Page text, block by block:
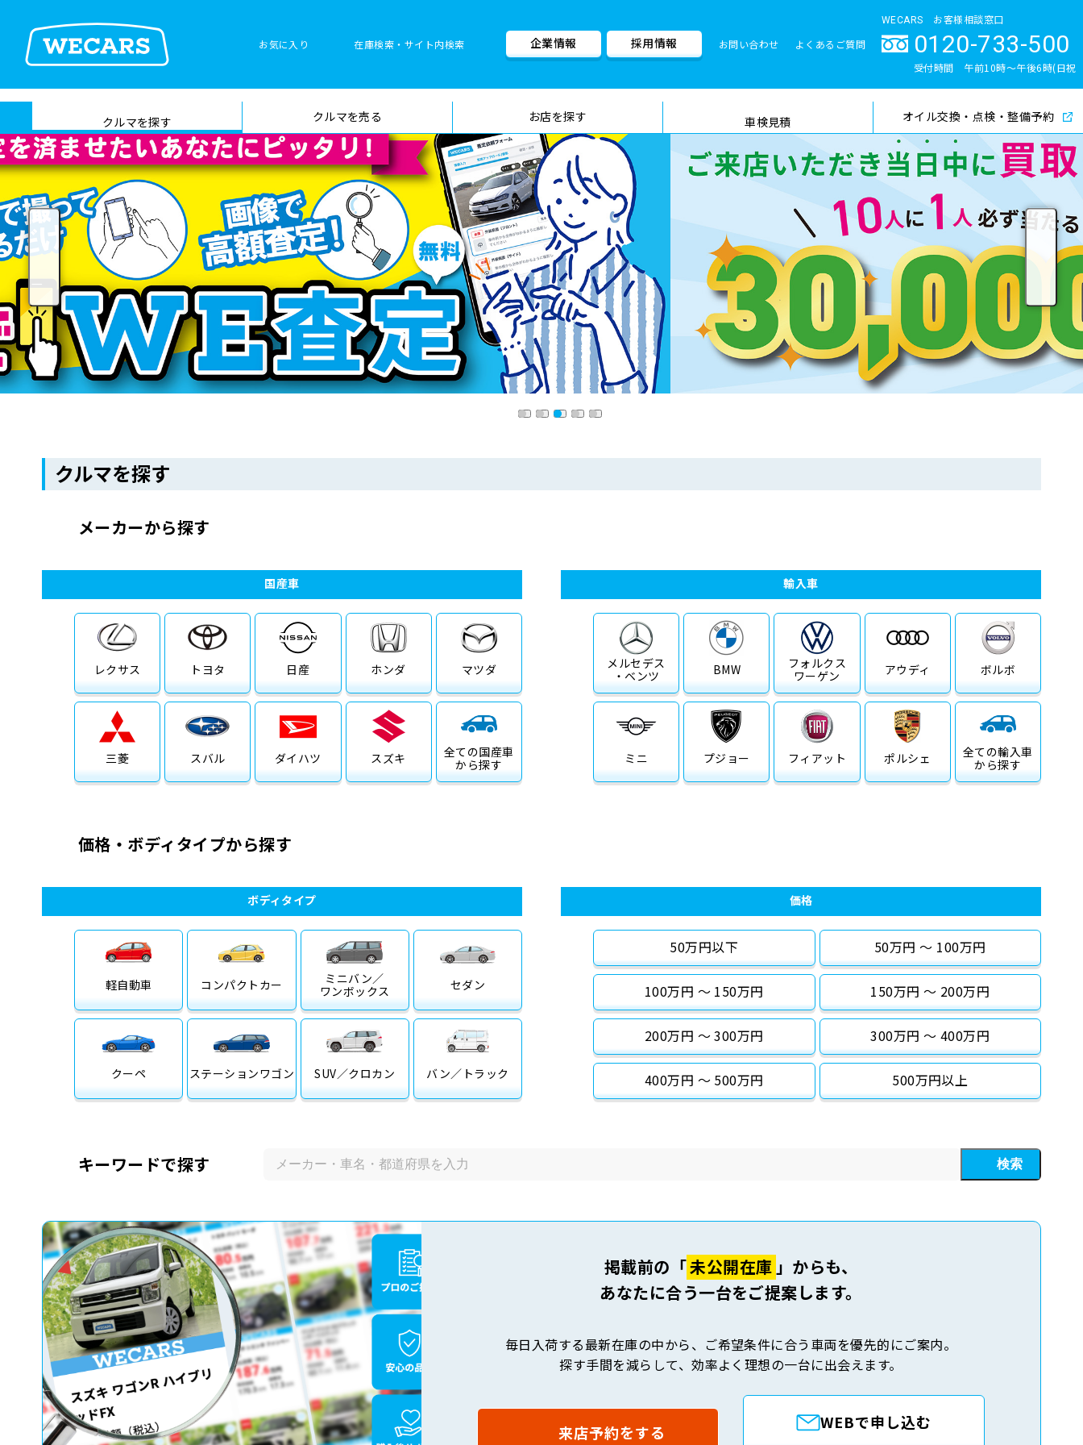
お気に入り 在庫検索・サイト内検索
在庫検索
サイト内検
索
検索
企業情報 採用情報 お問い合わせ よくあるご質問
WECARS お客様相談窓口
0120-733-500
受付時間 午前10時〜午後6時(日祝
クルマを探す クルマを売る お店を探す 車検見積
車検料金・メニュー 品質管理とサポート体制
オイル交換・点検・整備予約
クルマを探す
メーカーから探す
国産車
レクサス トヨタ 日産 ホンダ マツダ
三菱 スバル ダイハツ スズキ 全ての国産車
から探す
輸入車
メルセデス
・ベンツ
BMW
フォルクス
ワーゲン
アウディ ボルボ
ミニ プジョー フィアット ポルシェ 全ての輸入車
から探す
価格・ボディタイプから探す
ボディタイプ
軽自動車 コンパクトカー
ミニバン／
ワンボックス
セダン
クーペ ステーションワゴン SUV／クロカン バン／ トラック
価格
50万円以下 50万円 〜 100万円
100万円 〜 150万円 150万円 〜 200万円
200万円 〜 300万円 300万円 〜 400万円
400万円 〜 500万円 500万円以上
キーワードで探す 検索
掲載前の「未公開在庫 」からも、
あなたに合う一台をご提案します。
毎日入荷する最新在庫の中から、ご希望条件に合う車両を優先的にご案内。
探す手間を減らして、効率よく理想の一台に出会えます。
来店予約をする
WEBで申し込む